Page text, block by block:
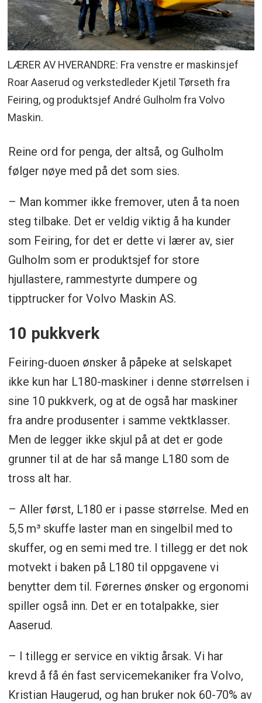
LÆRER AV HVERANDRE: Fra venstre er maskinsjef
Roar Aaserud og verkstedleder Kjetil Tørseth fra
Feiring, og produktsjef André Gulholm fra Volvo
Maskin.
Reine ord for penga, der altså, og Gulholm
følger nøye med på det som sies.
– Man kommer ikke fremover, uten å ta noen
steg tilbake. Det er veldig viktig å ha kunder
som Feiring, for det er dette vi lærer av, sier
Gulholm som er produktsjef for store
hjullastere, rammestyrte dumpere og
tipptrucker for Volvo Maskin AS.
10 pukkverk
Feiring-duoen ønsker å påpeke at selskapet
ikke kun har L180-maskiner i denne størrelsen i
sine 10 pukkverk, og at de også har maskiner
fra andre produsenter i samme vektklasser.
Men de legger ikke skjul på at det er gode
grunner til at de har så mange L180 som de
tross alt har.
– Aller først, L180 er i passe størrelse. Med en
5,5 m³ skuffe laster man en singelbil med to
skuffer, og en semi med tre. I tillegg er det nok
motvekt i baken på L180 til oppgavene vi
benytter dem til. Førernes ønsker og ergonomi
spiller også inn. Det er en totalpakke, sier
Aaserud.
– I tillegg er service en viktig årsak. Vi har
krevd å få én fast servicemekaniker fra Volvo,
Kristian Haugerud, og han bruker nok 60-70% av